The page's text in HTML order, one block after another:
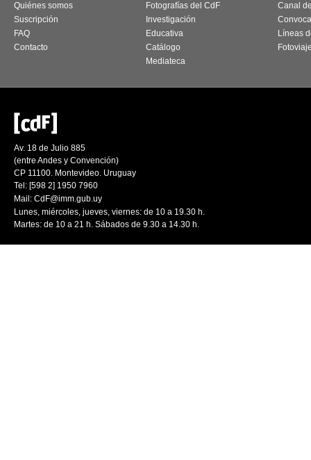
Quiénes somos
Suscripción
FAQ
Contacto
Fotografías del CdF
Investigación
Educativa
Catálogo
Mediateca
Canal
Líneas
Av. 18 de Julio 885
(entre Andes y Convención)
CP 11100. Montevideo. Uruguay
Tel: [598 2] 1950 7960
Mail: CdF@imm.gub.uy
Lunes, miércoles, jueves, viernes: de 10 a 19.30 h.
Martes: de 10 a 21 h. Sábados de 9.30 a 14.30 h.